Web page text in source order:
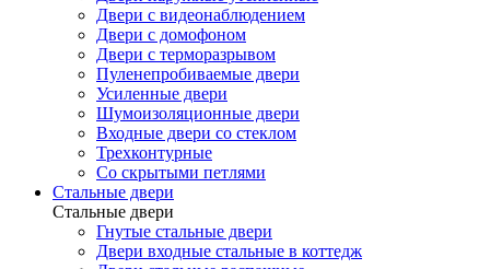
Двери с видеонаблюдением
Двери с домофоном
Двери с терморазрывом
Пуленепробиваемые двери
Усиленные двери
Шумоизоляционные двери
Входные двери со стеклом
Трехконтурные
Со скрытыми петлями
Стальные двери
Стальные двери
Гнутые стальные двери
Двери входные стальные в коттедж